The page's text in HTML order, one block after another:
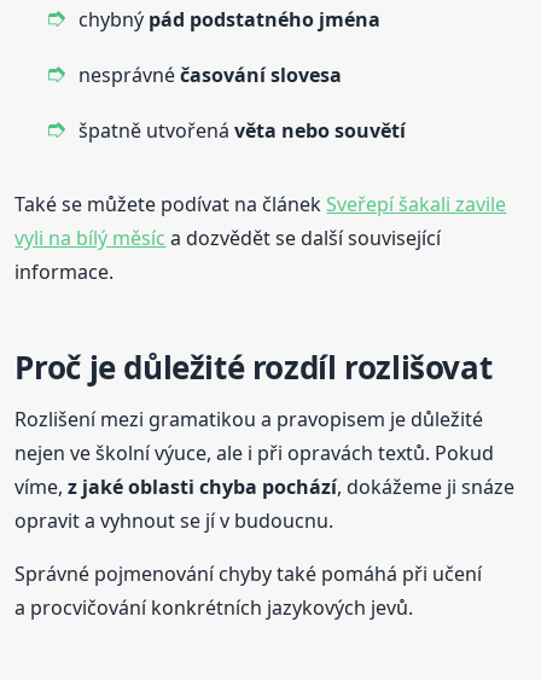
chybný pád podstatného jména
nesprávnéčasování slovesa
špatně utvořenávěta nebo souvětí
Také se můžete podívat na článekSveřepí šakali zavile
vyli na bílý měsíc a dozvědět se další související
informace.
Proč je důležité rozdíl rozlišovat
Rozlišení mezi gramatikou a pravopisem je důležité
nejen ve školní výuce, ale i při opravách textů. Pokud
víme,z jaké oblasti chyba pochází, dokážeme ji snáze
opravit a vyhnout se jí v budoucnu.
Správné pojmenování chyby také pomáhá při učení
a procvičování konkrétních jazykových jevů.